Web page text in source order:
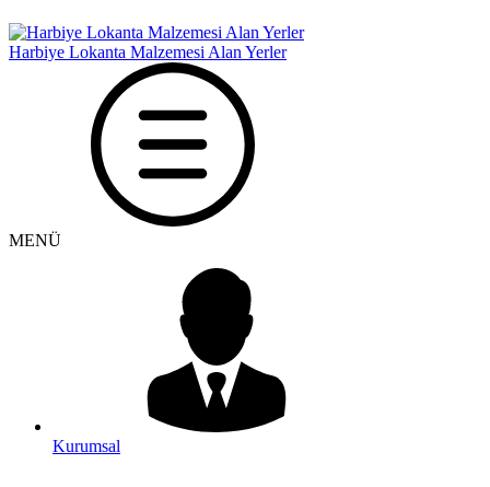
Harbiye Lokanta Malzemesi Alan Yerler
MENÜ
Kurumsal